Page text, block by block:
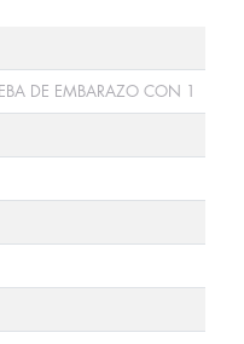
DE EMBARAZO CON 1